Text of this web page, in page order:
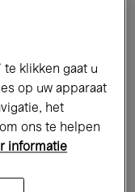
Global Music
te klikken gaat u
op uw apparaat
het
ons te helpen
informatie